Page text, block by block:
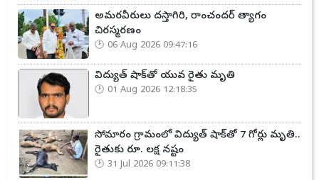
అమరవీరులు దస్తాగిరి, రాంచందర్ త్యాగం
చిరస్మరణం
06 Aug 2026 09:47:16
విద్యుత్ షాక్‌తో యువ రైతు మృతి
01 Aug 2026 12:18:35
సోమారం గ్రామంలో విద్యుత్ షాక్‌తో 7 గోర్లు మృతి..
రైతుకు రూ. లక్ష నష్టం
31 Jul 2026 09:11:38